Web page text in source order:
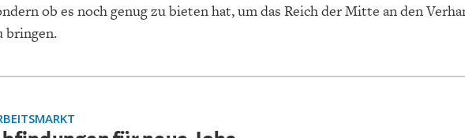
ob es noch genug zu bieten hat, um das Reich der Mitte an den
bringen.